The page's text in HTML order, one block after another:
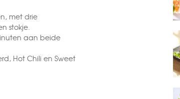
met drie
stokje.
aan beide
Hot Chili en Sweet